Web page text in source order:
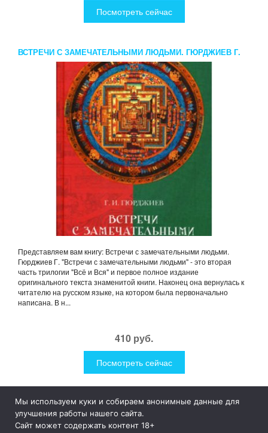
Посмотреть сейчас
ВСТРЕЧИ С ЗАМЕЧАТЕЛЬНЫМИ ЛЮДЬМИ. ГЮРДЖИЕВ Г.
Представляем вам книгу: Встречи с замечательными людьми.
Гюрджиев Г. "Встречи с замечательными людьми" - это вторая
часть трилогии "Всё и Вся" и первое полное издание
оригинального текста знаменитой книги. Наконец она вернулась к
читателю на русском языке, на котором была первоначально
написана. В н...
410 руб.
Посмотреть сейчас
1Like
Мы используем куки и собираем анонимные данные для
улучшения работы нашего сайта.
Сайт может содержать контент 18+